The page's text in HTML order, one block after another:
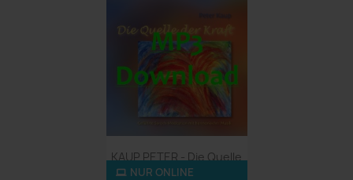
Vorschau
KAUP PETER - Die Quelle
Der...
NUR ONLINE